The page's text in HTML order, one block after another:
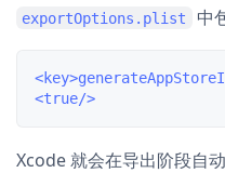
exportOptions.plist 中
Xcode 就会在导出阶段自